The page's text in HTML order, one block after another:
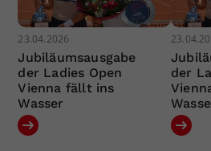
23.04.2026
Jubiläumsausgabe
der Ladies Open
Vienna fällt ins
Wasser
der